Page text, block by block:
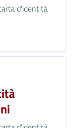
d'identità